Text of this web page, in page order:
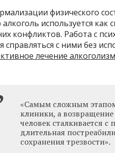
физического
используется как
конфликтов. Работа с
справляться с ними без
лечение
«Самым сложным этапом
клиники, а
человек сталкивается
длительная
сохранения трезвости».